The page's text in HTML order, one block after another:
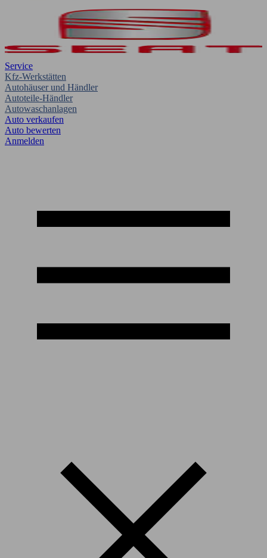
Service
Kfz-Werkstätten
Autohäuser und Händler
Autoteile-Händler
Autowaschanlagen
Auto verkaufen
Auto bewerten
Anmelden